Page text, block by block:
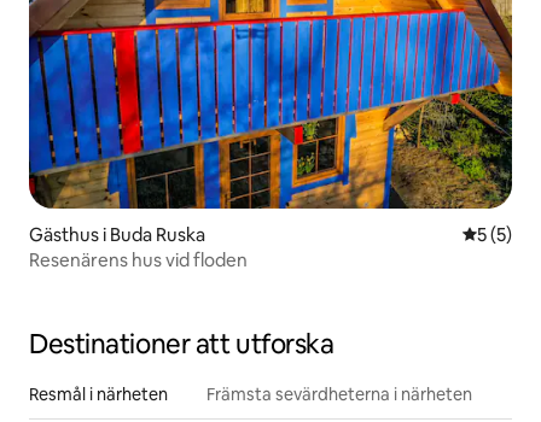
Gästhus i Buda Ruska 5 av 5 i
5 (5)
Resenärens hus vid floden
Destinationer att utforska
Resmål i närheten Främsta sevärdheterna i närheten